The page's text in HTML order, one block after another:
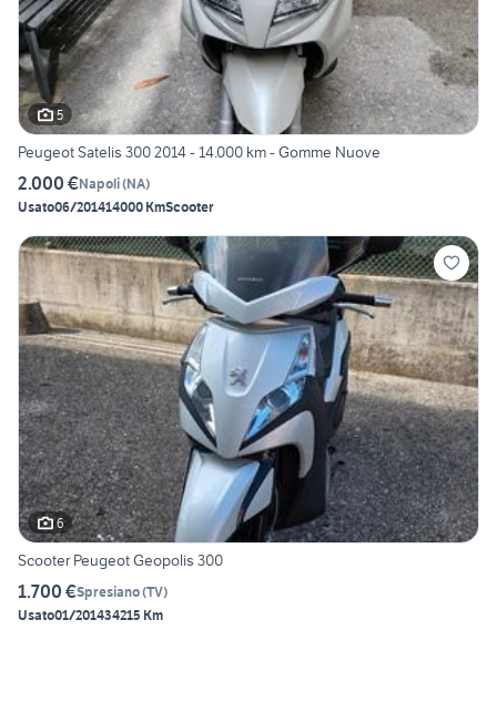
5
Peugeot Satelis 300 2014 - 14.000 km - Gomme Nuove
2.000 €Napoli(NA)
Usato06/201414000 KmScooter
6
Scooter Peugeot Geopolis 300
1.700 €Spresiano(TV)
Usato01/201434215 Km